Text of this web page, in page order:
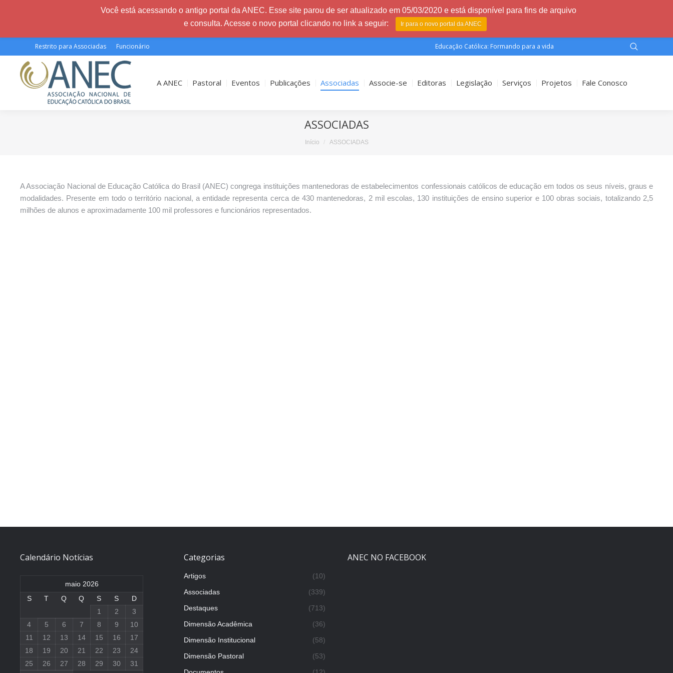
Restrito para Associadas Funcionário Educação Católica: Formando para a vida
A ANEC Pastoral Eventos Publicações Associadas Associe-se Editoras Legislação Serviços Projetos Fale Conosco
ASSOCIADAS
Início ASSOCIADAS
A Associação Nacional de Educação Católica do Brasil (ANEC) congrega instituições mantenedoras de estabelecimentos confessionais católicos de educação em todos os seus níveis, graus e
modalidades. Presente em todo o território nacional, a entidade representa cerca de 430 mantenedoras, 2 mil escolas, 130 instituições de ensino superior e 100 obras sociais, totalizando 2,5
milhões de alunos e aproximadamente 100 mil professores e funcionários representados.
Calendário Notícias
maio 2026
S
T Q Q S S D
1 2
3
4
5 6 7 8 9
10
11
12 13 14 15 16
17
18
19 20 21 22 23
24
25
26 27 28 29 30 31
Categorias
Artigos
(10)
Associadas
(339)
Destaques
(713)
Dimensão Acadêmica
(36)
Dimensão Institucional
(58)
Dimensão Pastoral
(53)
ANEC NO FACEBOOK
Você está acessando o antigo portal da ANEC. Esse site parou de ser atualizado em 05/03/2020 e está disponível para fins de arquivo
e consulta. Acesse o novo portal clicando no link a seguir:
Ir para o novo portal da ANEC